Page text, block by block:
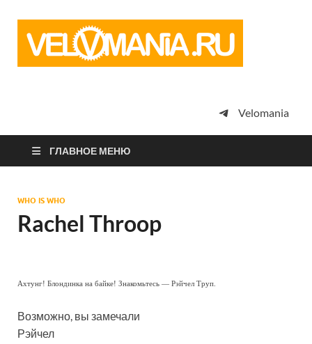
просто
Velomania
ГЛАВНОЕ МЕНЮ
WHO IS WHO
Rachel Throop
Ахтунг! Блондинка на байке! Знакомьтесь — Рэйчел Труп.
Возможно, вы замечали
Рэйчел